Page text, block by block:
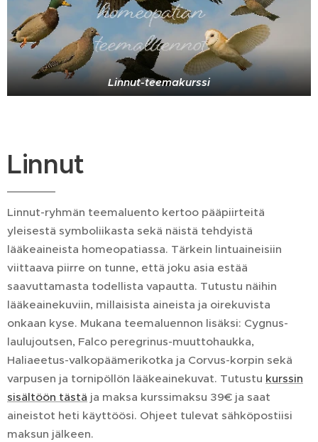
Linnut-teemakurssi
Linnut
Linnut-ryhmän teemaluento kertoo pääpiirteitä
yleisestä symboliikasta sekä näistä tehdyistä
lääkeaineista homeopatiassa. Tärkein lintuaineisiin
viittaava piirre on tunne, että joku asia estää
saavuttamasta todellista vapautta. Tutustu näihin
lääkeainekuviin, millaisista aineista ja oirekuvista
onkaan kyse. Mukana teemaluennon lisäksi: Cygnus-
laulujoutsen, Falco peregrinus-muuttohaukka,
Haliaeetus-valkopäämerikotka ja Corvus-korpin sekä
varpusen ja tornipöllön lääkeainekuvat. Tutustu kurssin
sisältöön tästä ja maksa kurssimaksu 39€ ja saat
aineistot heti käyttöösi. Ohjeet tulevat sähköpostiisi
maksun jälkeen.